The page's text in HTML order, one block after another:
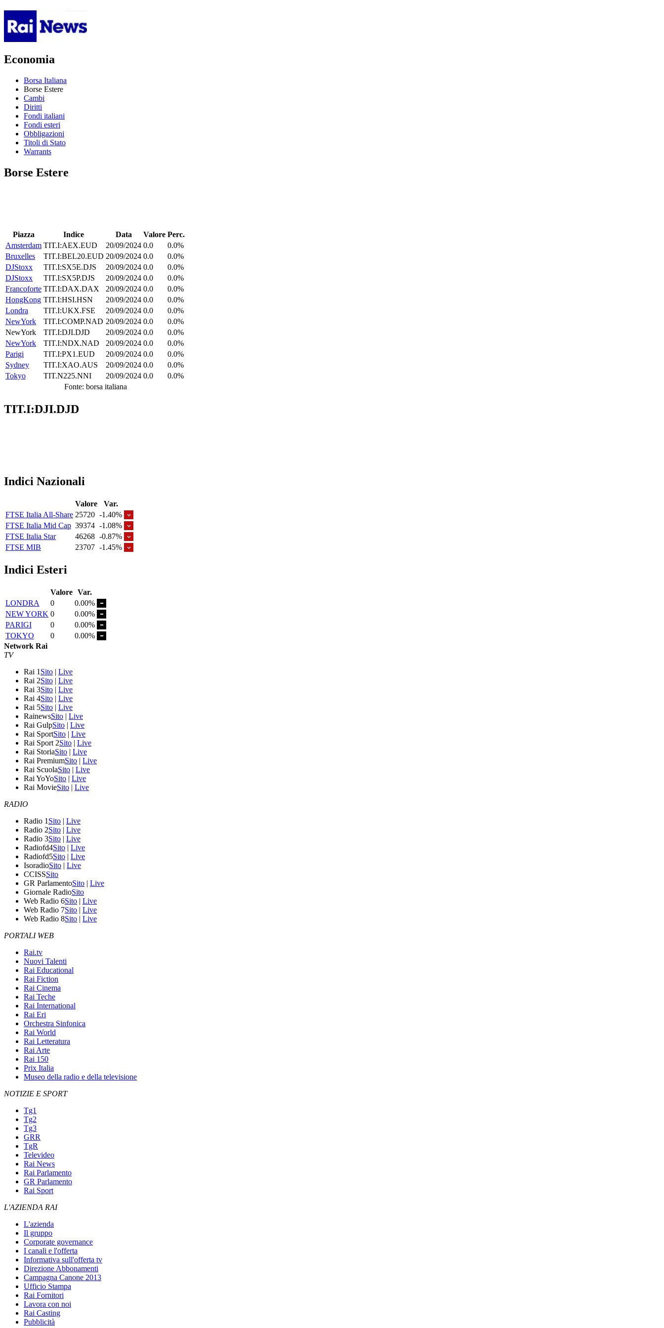
Economia
Borsa Italiana
Borse Estere
Cambi
Diritti
Fondi italiani
Fondi esteri
Obbligazioni
Titoli di Stato
Warrants
Borse Estere
Piazza Indice Data Valore Perc.
Amsterdam TIT.I:AEX.EUD 20/09/2024 0.0
0.0%
Bruxelles
TIT.I:BEL20.EUD 20/09/2024 0.0
0.0%
DJStoxx
TIT.I:SX5E.DJS 20/09/2024 0.0
0.0%
DJStoxx
TIT.I:SX5P.DJS 20/09/2024 0.0
0.0%
Francoforte TIT.I:DAX.DAX 20/09/2024 0.0
0.0%
HongKong TIT.I:HSI.HSN 20/09/2024 0.0
0.0%
Londra
TIT.I:UKX.FSE 20/09/2024 0.0
0.0%
NewYork
TIT.I:COMP.NAD 20/09/2024 0.0
0.0%
NewYork
TIT.I:DJI.DJD 20/09/2024 0.0
0.0%
NewYork
TIT.I:NDX.NAD 20/09/2024 0.0
0.0%
Parigi
TIT.I:PX1.EUD 20/09/2024 0.0
0.0%
Sydney
TIT.I:XAO.AUS 20/09/2024 0.0
0.0%
Tokyo
TIT.N225.NNI 20/09/2024 0.0
0.0%
Fonte: borsa italiana
TIT.I:DJI.DJD
Indici Nazionali
Valore
Var.
FTSE Italia All-Share 25720 -1.40%
FTSE Italia Mid Cap 39374 -1.08%
FTSE Italia Star
46268 -0.87%
FTSE MIB
23707 -1.45%
Indici Esteri
Valore Var.
LONDRA
0
0.00%
NEW YORK 0
0.00%
PARIGI
0
0.00%
TOKYO
0
0.00%
Network Rai
TV
Rai 1 Sito | Live
Rai 2Sito | Live
Rai 3Sito | Live
Rai 4Sito | Live
Rai 5Sito | Live
RainewsSito | Live
Rai GulpSito | Live
Rai SportSito | Live
Rai Sport 2Sito | Live
Rai StoriaSito | Live
Rai PremiumSito | Live
Rai ScuolaSito | Live
Rai YoYoSito | Live
Rai MovieSito | Live
RADIO
Radio 1 Sito | Live
Radio 2Sito | Live
Radio 3Sito | Live
Radiofd4Sito | Live
Radiofd5Sito | Live
IsoradioSito | Live
CCISSSito
GR ParlamentoSito | Live
Giornale RadioSito
Web Radio 6Sito | Live
Web Radio 7Sito | Live
Web Radio 8Sito | Live
PORTALI WEB
Rai.tv
Nuovi Talenti
Rai Educational
Rai Fiction
Rai Cinema
Rai Teche
Rai International
Rai Eri
Orchestra Sinfonica
Rai World
Rai Letteratura
Rai Arte
Rai 150
Prix Italia
Museo della radio e della televisione
NOTIZIE E SPORT
Tg1
Tg2
Tg3
GRR
TgR
Televideo
Rai News
Rai Parlamento
GR Parlamento
Rai Sport
L'AZIENDA RAI
L'azienda
Il gruppo
Corporate governance
I canali e l'offerta
Informativa sull'offerta tv
Direzione Abbonamenti
Campagna Canone 2013
Ufficio Stampa
Rai Fornitori
Lavora con noi
Rai Casting
Pubblicità